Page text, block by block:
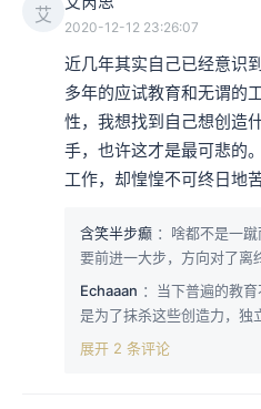
艾
2020-12-12 23:26:07
近几年其实自己已经意识
多年的应试教育和无谓的
性，我想找到自己想创造
手，也许这才是最可悲的
工作，却惶惶不可终日地
含笑半步癫 ：啥都不是一
要前进一大步，方向对了离
Echaaan ：当下普遍的教
是为了抹杀这些创造力，独
展开 2 条评论